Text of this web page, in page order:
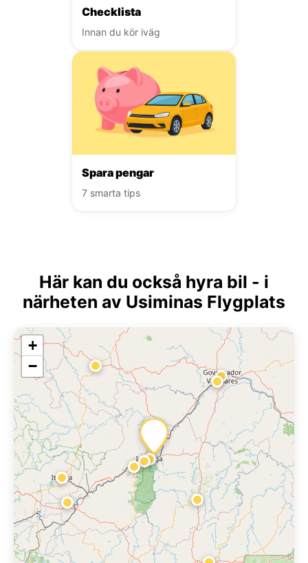
Checklista
Innan du kör iväg
Spara pengar
7 smarta tips
Här kan du också hyra bil - i
närheten av Usiminas Flygplats
+
−